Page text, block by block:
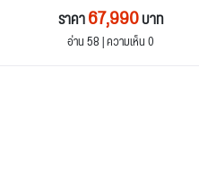
ราคา67,990บาท
อ่าน 58 | ความเห็น 0